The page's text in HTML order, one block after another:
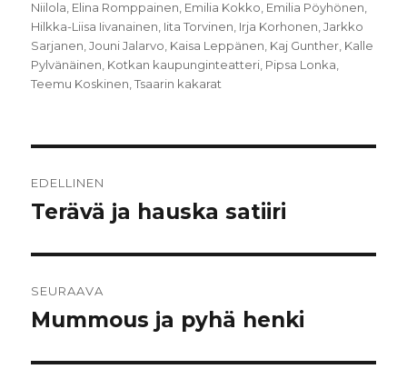
Niilola Elina Romppainen Emilia Kokko Emilia Pöyhönen
Hilkka-Liisa Iivanainen Iita Torvinen Irja Korhonen ,Jarkko
Sarjanen ,Jouni Jalarvo Kaisa Leppänen Kaj Gunther Kalle
Pylvänäinen Kotkan kaupunginteatteri Pipsa Lonka
Teemu Koskinen ,Tsaarin kakarat
selaus
EDELLINEN
Edellinen
Terävä ja hauska satiiri
SEURAAVA
Seuraava
Mummous ja pyhä henki